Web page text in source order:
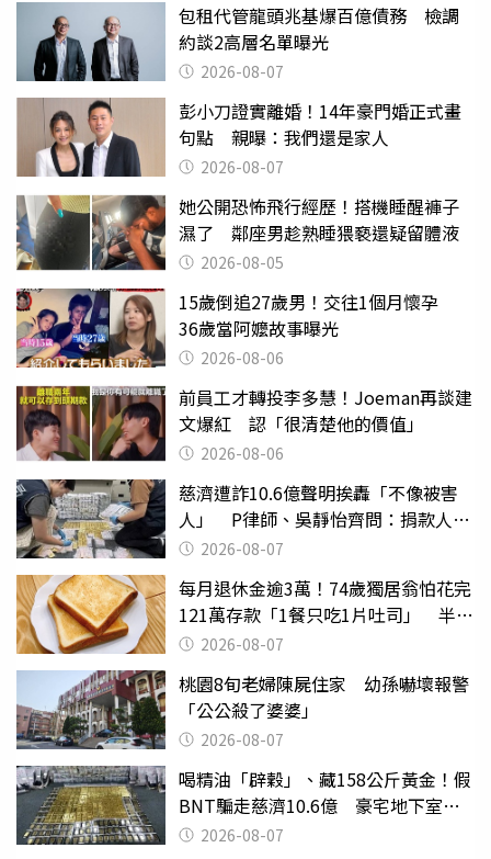
包租代管龍頭兆基爆百億債務 檢調
約談2高層名單曝光
2026-08-07
彭小刀證實離婚！14年豪門婚正式畫
句點 親曝：我們還是家人
2026-08-07
她公開恐怖飛行經歷！搭機睡醒褲子
濕了 鄰座男趁熟睡猥褻還疑留體液
2026-08-05
15歲倒追27歲男！交往1個月懷孕
36歲當阿嬤故事曝光
2026-08-06
前員工才轉投李多慧！Joeman再談建
文爆紅 認「很清楚他的價值」
2026-08-06
慈濟遭詐10.6億聲明挨轟「不像被害
人」 P律師、吳靜怡齊問：捐款人有
權知道真相
2026-08-07
每月退休金逾3萬！74歲獨居翁怕花完
121萬存款「1餐只吃1片吐司」 半年
後暴瘦嚇壞女兒
2026-08-07
桃園8旬老婦陳屍住家 幼孫嚇壞報警
「公公殺了婆婆」
2026-08-07
喝精油「辟穀」、藏158公斤黃金！假
BNT騙走慈濟10.6億 豪宅地下室竟
挖出乾鮑金庫
2026-08-07